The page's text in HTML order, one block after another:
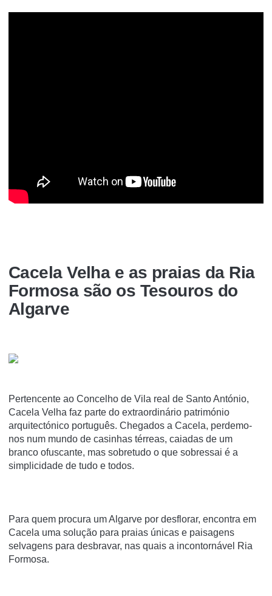
Cacela Velha e as praias da Ria
Formosa são os Tesouros do
Algarve
Pertencente ao Concelho de Vila real de Santo António,
Cacela Velha faz parte do extraordinário património
arquitectónico português. Chegados a Cacela, perdemo-
nos num mundo de casinhas térreas, caiadas de um
branco ofuscante, mas sobretudo o que sobressai é a
simplicidade de tudo e todos.
Para quem procura um Algarve por desflorar, encontra em
Cacela uma solução para praias únicas e paisagens
selvagens para desbravar, nas quais a incontornável Ria
Formosa.